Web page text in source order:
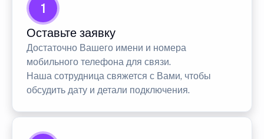
1
Оставьте заявку
Достаточно Вашего имени и номера
мобильного телефона для связи.
Наша сотрудница свяжется с Вами, чтобы
обсудить дату и детали подключения.